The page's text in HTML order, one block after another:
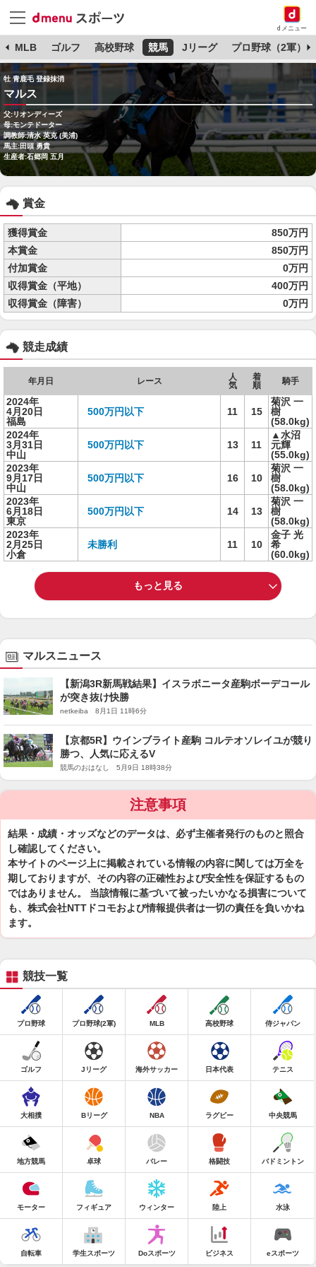
dメニュー
MLB ゴルフ 高校野球 競馬 Jリーグ プロ野球（2軍）
牡 青鹿毛 登録抹消
マルス
父:リオンディーズ
母:モンテドーター
調教師:清水 英克 (美浦)
馬主:田頭 勇貴
生産者:石郷岡 五月
賞金
獲得賞金
850万円
本賞金
850万円
付加賞金
0万円
収得賞金（平地）
400万円
収得賞金（障害）
0万円
競走成績
年月日 レース
人
気
着
順
騎手
2024年
4月20日
福島
500万円以下 11 15
菊沢 一
樹
(58.0kg)
2024年
3月31日
中山
500万円以下 13 11
▲水沼
元輝
(55.0kg)
2023年
9月17日
中山
500万円以下 16 10
菊沢 一
樹
(58.0kg)
2023年
6月18日
東京
500万円以下 14 13
菊沢 一
樹
(58.0kg)
2023年
2月25日
小倉
未勝利 11 10
金子 光
希
(60.0kg)
もっと見る
マルスニュース
【新潟3R新馬戦結果】イスラボニータ産駒ボーデコール
が突き抜け快勝
netkeiba 8月1日 11時6分
【京都5R】ウインブライト産駒 コルテオソレイユが競り
勝つ、人気に応えるV
競馬のおはなし 5月9日 18時38分
注意事項
結果・成績・オッズなどのデータは、必ず主催者発行のものと照合
し確認してください。
本サイトのページ上に掲載されている情報の内容に関しては万全を
期しておりますが、その内容の正確性および安全性を保証するもの
ではありません。 当該情報に基づいて被ったいかなる損害について
も、株式会社NTTドコモおよび情報提供者は一切の責任を負いかね
ます。
競技一覧
プロ野球 プロ野球(2軍) MLB 高校野球 侍ジャパン
ゴルフ Jリーグ 海外サッカー 日本代表 テニス
大相撲 Bリーグ NBA ラグビー 中央競馬
地方競馬 卓球 バレー 格闘技 バドミントン
モーター フィギュア ウィンター 陸上 水泳
自転車 学生スポーツ Doスポーツ ビジネス eスポーツ